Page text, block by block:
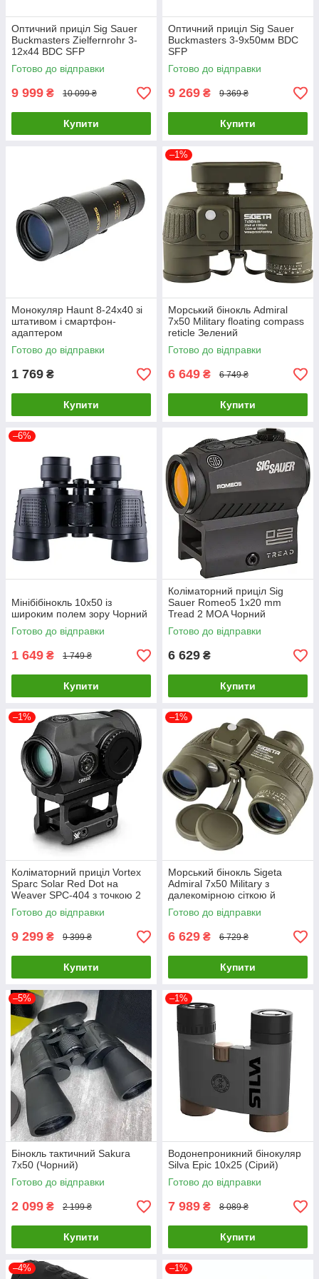
професійних запитів.
Оптичний приціл Sig Sauer
Buckmasters Zielfernrohr 3-
12x44 BDC SFP
Готово до відправки
9 999 ₴ 10 099 ₴
Купити
Оптичний приціл Sig Sauer
Buckmasters 3-9x50мм BDC
SFP
Готово до відправки
9 269 ₴ 9 369 ₴
Купити
Монокуляр Haunt 8-24x40 зі
штативом і смартфон-
адаптером
Готово до відправки
1 769 ₴
Купити
–1%
Морський бінокль Admiral
7x50 Military floating compass
reticle Зелений
Готово до відправки
6 649 ₴ 6 749 ₴
Купити
–6%
Мінібібінокль 10х50 із
широким полем зору Чорний
Готово до відправки
1 649 ₴ 1 749 ₴
Купити
Коліматорний приціл Sig
Sauer Romeo5 1x20 mm
Tread 2 MOA Чорний
Готово до відправки
6 629 ₴
Купити
–1%
Коліматорний приціл Vortex
Sparc Solar Red Dot на
Weaver SPC-404 з точкою 2
МОА та сонячною батареєю
Готово до відправки
9 299 ₴ 9 399 ₴
Купити
–1%
Морський бінокль Sigeta
Admiral 7x50 Military з
далекомірною сіткою й
компасом Зелений
Готово до відправки
6 629 ₴ 6 729 ₴
Купити
–5%
Бінокль тактичний Sakura
7x50 (Чорний)
Готово до відправки
2 099 ₴ 2 199 ₴
Купити
–1%
Водонепроникний бінокуляр
Silva Epic 10х25 (Сірий)
Готово до відправки
7 989 ₴ 8 089 ₴
Купити
–4% –1%